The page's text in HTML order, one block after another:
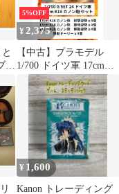
ー
5%OFF
¥ 2,375
【中古】プラモデル
1/700 ドイツ軍 17cm
K18 カノン砲 セット レ
ジンキャストキット
[FS-G24]
¥ 1,600
Kanon トレーディング